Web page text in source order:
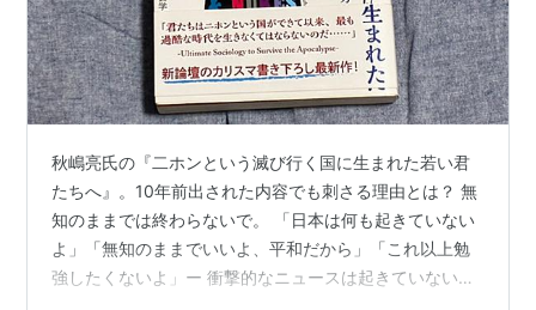
秋嶋亮氏の『二ホンという滅び行く国に生まれた若い君
たちへ』。10年前出された内容でも刺さる理由とは？ 無
知のままでは終わらないで。 「日本は何も起きていない
よ」「無知のままでいいよ、平和だから」「これ以上勉
強したくないよ」ー 衝撃的なニュースは起きていないか